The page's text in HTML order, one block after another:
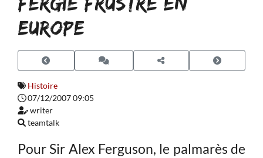
EUROPE
Histoire
07/12/2007 09:05
writer
teamtalk
Pour Sir Alex Ferguson, le palmarès de